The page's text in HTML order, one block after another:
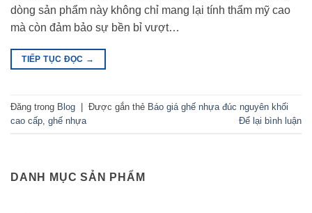
dòng sản phẩm này không chỉ mang lại tính thẩm mỹ cao
mà còn đảm bảo sự bền bỉ vượt…
TIẾP TỤC ĐỌC →
Đăng trong Blog | Được gắn thẻ Báo giá ghế nhựa đúc nguyên khối
cao cấp ghế nhựa Để lại bình luận
DANH MỤC SẢN PHẨM